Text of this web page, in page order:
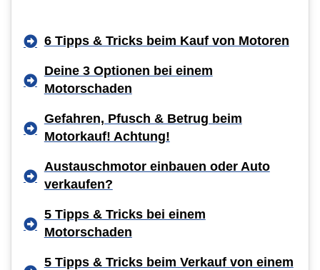
6 Tipps & Tricks beim Kauf von Motoren
Deine 3 Optionen bei einem
Motorschaden
Gefahren, Pfusch & Betrug beim
Motorkauf! Achtung!
Austauschmotor einbauen oder Auto
verkaufen?
5 Tipps & Tricks bei einem
Motorschaden
5 Tipps & Tricks beim Verkauf von einem